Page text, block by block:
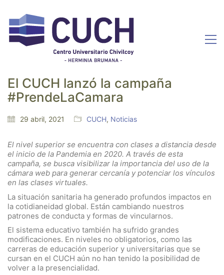
El CUCH lanzó la campaña
#PrendeLaCamara
29 abril, 2021 CUCH, Noticias
El nivel superior se encuentra con clases a distancia desde
el inicio de la Pandemia en 2020. A través de esta
campaña, se busca visibilizar la importancia del uso de la
cámara web para generar cercanía y potenciar los vínculos
en las clases virtuales.
La situación sanitaria ha generado profundos impactos en
la cotidianeidad global. Están cambiando nuestros
patrones de conducta y formas de vincularnos.
El sistema educativo también ha sufrido grandes
modificaciones. En niveles no obligatorios, como las
carreras de educación superior y universitarias que se
cursan en el CUCH aún no han tenido la posibilidad de
volver a la presencialidad.